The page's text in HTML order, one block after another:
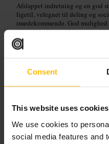
Consent
This website uses cookies
We use cookies to
social media features and
Afslappet indretning og en god
ligetil, velegnet til deling og
imødekommende. God
uden formel atmosfære.
Reserver bord hvis I er flere.
60 Penton St, London N1